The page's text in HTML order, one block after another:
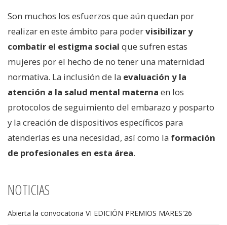
Son muchos los esfuerzos que aún quedan por
realizar en este ámbito para podervisibilizar y
combatir el estigma social que sufren estas
mujeres por el hecho de no tener una maternidad
normativa. La inclusión de la evaluación y la
atención a la salud mental materna en los
protocolos de seguimiento del embarazo y posparto
y la creación de dispositivos específicos para
atenderlas es una necesidad, así como la formación
de profesionales en esta área.
NOTICIAS
Abierta la convocatoria VI EDICIÓN PREMIOS MARES'26